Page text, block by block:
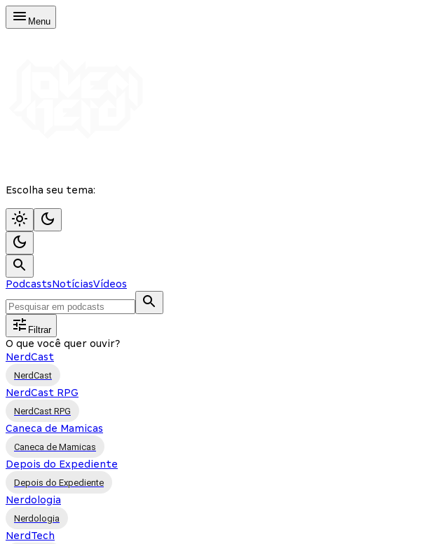
Menu
Escolha seu tema:
PodcastsNotíciasVídeos
Filtrar
O que você quer ouvir?
NerdCast
NerdCast
NerdCast RPG
NerdCast RPG
Caneca de Mamicas
Caneca de Mamicas
Depois do Expediente
Depois do Expediente
Nerdologia
Nerdologia
NerdTech